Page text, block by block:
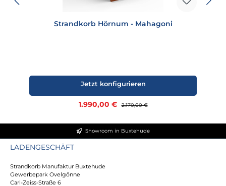
Strandkorb Hörnum - Mahagoni
Verkaufspreis:
1.990,00 € Regulärer Preis:
2.170,00 €
Jetzt konfigurieren
Showroom in Buxtehude
LADENGESCHÄFT
Strandkorb Manufaktur Buxtehude
Gewerbepark Ovelgönne
Carl-Zeiss-Straße 6